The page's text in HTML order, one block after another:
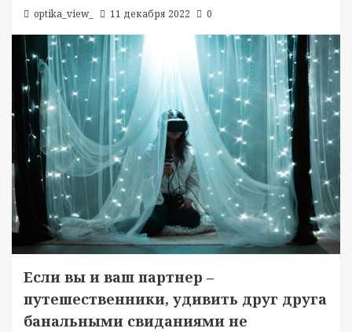
optika_view_ 11 декабря 2022 0
Если вы и ваш партнер –
путешественники, удивить друг друга
банальными свиданиями не